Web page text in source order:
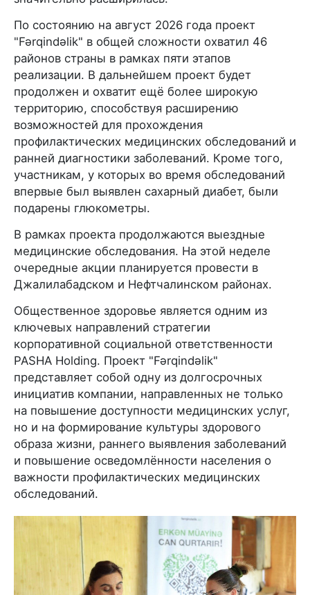
По состоянию на август 2026 года проект
"Fərqindəlik" в общей сложности охватил 46
районов страны в рамках пяти этапов
реализации. В дальнейшем проект будет
продолжен и охватит ещё более широкую
территорию, способствуя расширению
возможностей для прохождения
профилактических медицинских обследований и
ранней диагностики заболеваний. Кроме того,
участникам, у которых во время обследований
впервые был выявлен сахарный диабет, были
подарены глюкометры.
В рамках проекта продолжаются выездные
медицинские обследования. На этой неделе
очередные акции планируется провести в
Джалилабадском и Нефтчалинском районах.
Общественное здоровье является одним из
ключевых направлений стратегии
корпоративной социальной ответственности
PASHA Holding. Проект "Fərqindəlik"
представляет собой одну из долгосрочных
инициатив компании, направленных не только
на повышение доступности медицинских услуг,
но и на формирование культуры здорового
образа жизни, раннего выявления заболеваний
и повышение осведомлённости населения о
важности профилактических медицинских
обследований.